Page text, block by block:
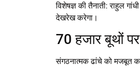
विशेषज्ञ की तैनाती: राहुल
देखरेख करेगा।
70 हजार बूथों
संगठनात्मक ढांचे को मजबूत